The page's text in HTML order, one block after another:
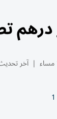
| آخر